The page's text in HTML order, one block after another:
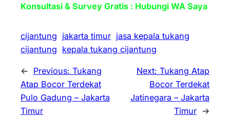
Konsultasi & Survey Gratis : Hubungi WA Saya
cijantung jakarta timur jasa kepala tukang
cijantung kepala tukang cijantung
← Previous: Tukang
Atap Bocor Terdekat
Pulo Gadung – Jakarta
Timur
Next: Tukang Atap
Bocor Terdekat
Jatinegara – Jakarta
Timur →